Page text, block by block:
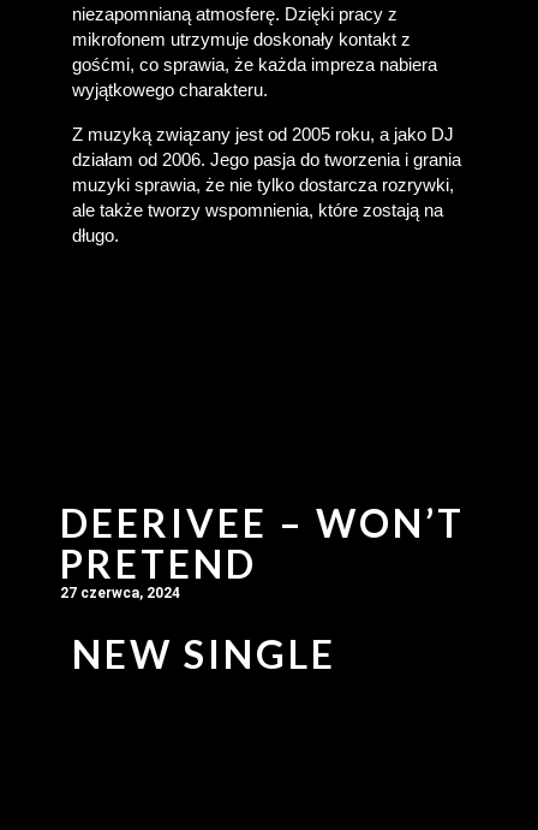
niezapomnianą atmosferę. Dzięki pracy z
mikrofonem utrzymuje doskonały kontakt z
gośćmi, co sprawia, że każda impreza nabiera
wyjątkowego charakteru.
Z muzyką związany jest od 2005 roku, a jako DJ
działam od 2006. Jego pasja do tworzenia i grania
muzyki sprawia, że nie tylko dostarcza rozrywki,
ale także tworzy wspomnienia, które zostają na
długo.
DEERIVEE – WON’T
PRETEND
27 czerwca, 2024
NEW SINGLE